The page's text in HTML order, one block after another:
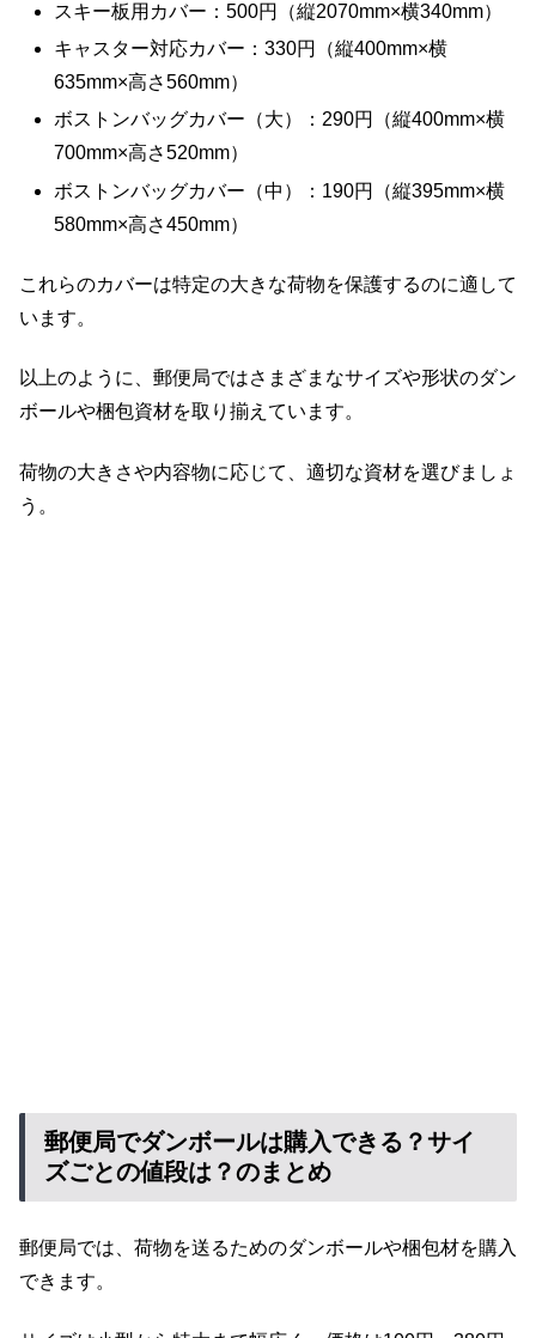
スキー板用カバー：500円（縦2070mm×横340mm）
キャスター対応カバー：330円（縦400mm×横
635mm×高さ560mm）
ボストンバッグカバー（大）：290円（縦400mm×横
700mm×高さ520mm）
ボストンバッグカバー（中）：190円（縦395mm×横
580mm×高さ450mm）
これらのカバーは特定の大きな荷物を保護するのに適して
います。
以上のように、郵便局ではさまざまなサイズや形状のダン
ボールや梱包資材を取り揃えています。
荷物の大きさや内容物に応じて、適切な資材を選びましょ
う。
郵便局でダンボールは購入できる？サイ
ズごとの値段は？のまとめ
郵便局では、荷物を送るためのダンボールや梱包材を購入
できます。